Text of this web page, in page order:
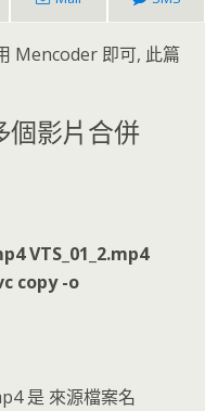
Mencoder 即可, 此篇
個影片合併
VTS_01_2.mp4
copy -o
是 來源檔案名